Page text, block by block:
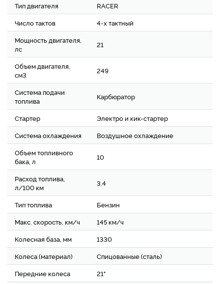
Тип двигателя
RACER
Число тактов
4-х тактный
Мощность двигателя,
лс
21
Объем двигателя,
см3
249
Система подачи
топлива
Карбюратор
Стартер
Электро и кик-стартер
Система охлаждения
Воздушное охлаждение
Объем топливного
бака, л
10
Расход топлива,
л/100 км
3,4
Тип топлива
Бензин
Макс. скорость, км/ч
145 км/ч
Колесная база, мм
1330
Колеса (материал)
Спицованные (сталь)
Передние колеса
21"